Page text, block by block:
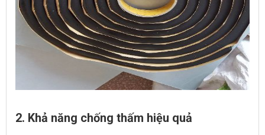
2. Khả năng chống thấm hiệu quả